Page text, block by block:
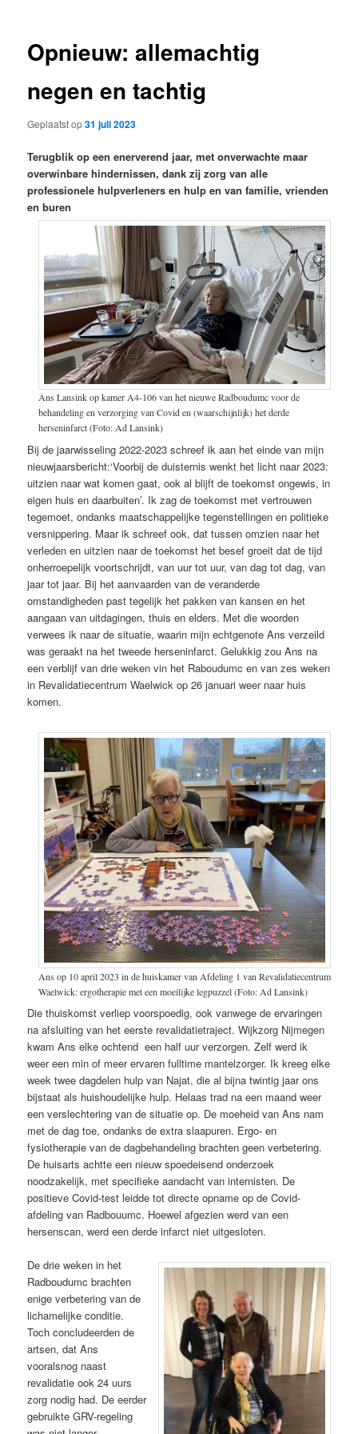
Opnieuw: allemachtig
negen en tachtig
Geplaatst op31 juli 2023
Terugblik op een enerverend jaar, met onverwachte maar
overwinbare hindernissen, dank zij zorg van alle
professionele hulpverleners en hulp en van familie, vrienden
en buren
Ans Lansink op kamer A4-106 van het nieuwe Radboudumc voor de
behandeling en verzorging van Covid en (waarschijnlijk) het derde
herseninfarct (Foto: Ad Lansink)
Bij de jaarwisseling 2022-2023 schreef ik aan het einde van mijn
nieuwjaarsbericht:‘Voorbij de duisternis wenkt het licht naar 2023:
uitzien naar wat komen gaat, ook al blijft de toekomst ongewis, in
eigen huis en daarbuiten’. Ik zag de toekomst met vertrouwen
tegemoet, ondanks maatschappelijke tegenstellingen en politieke
versnippering. Maar ik schreef ook, dat tussen omzien naar het
verleden en uitzien naar de toekomst het besef groeit dat de tijd
onherroepelijk voortschrijdt, van uur tot uur, van dag tot dag, van
jaar tot jaar. Bij het aanvaarden van de veranderde
omstandigheden past tegelijk het pakken van kansen en het
aangaan van uitdagingen, thuis en elders. Met die woorden
verwees ik naar de situatie, waarin mijn echtgenote Ans verzeild
was geraakt na het tweede herseninfarct. Gelukkig zou Ans na
een verblijf van drie weken vin het Raboudumc en van zes weken
in Revalidatiecentrum Waelwick op 26 januari weer naar huis
komen.
Ans op 10 april 2023 in de huiskamer van Afdeling 1 van Revalidatiecentrum
Waelwick: ergotherapie met een moeilijke legpuzzel (Foto: Ad Lansink)
Die thuiskomst verliep voorspoedig, ook vanwege de ervaringen
na afsluiting van het eerste revalidatietraject. Wijkzorg Nijmegen
kwam Ans elke ochtend een half uur verzorgen. Zelf werd ik
weer een min of meer ervaren fulltime mantelzorger. Ik kreeg elke
week twee dagdelen hulp van Najat, die al bijna twintig jaar ons
bijstaat als huishoudelijke hulp. Helaas trad na een maand weer
een verslechtering van de situatie op. De moeheid van Ans nam
met de dag toe, ondanks de extra slaapuren. Ergo- en
fysiotherapie van de dagbehandeling brachten geen verbetering.
De huisarts achtte een nieuw spoedeisend onderzoek
noodzakelijk, met specifieke aandacht van internisten. De
positieve Covid-test leidde tot directe opname op de Covid-
afdeling van Radbouumc. Hoewel afgezien werd van een
hersenscan, werd een derde infarct niet uitgesloten.
De drie weken in het
Radboudumc brachten
enige verbetering van de
lichamelijke conditie.
Toch concludeerden de
artsen, dat Ans
vooralsnog naast
revalidatie ook 24 uurs
zorg nodig had. De eerder
gebruikte GRV-regeling